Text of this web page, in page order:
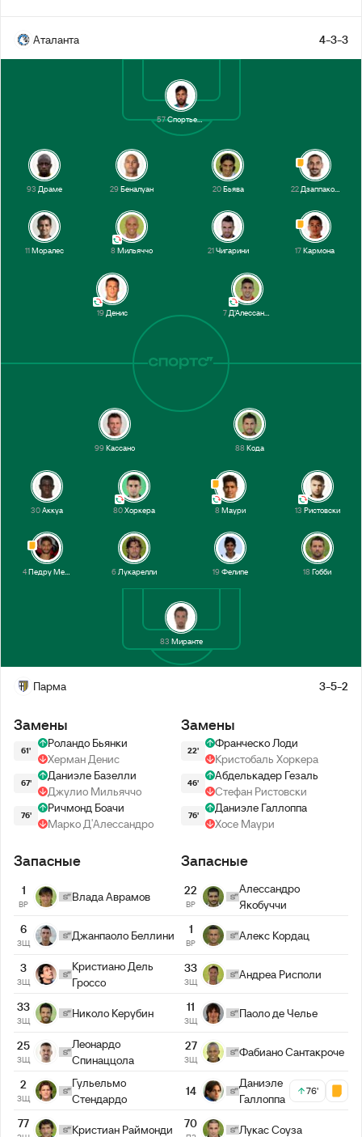
Аталанта 4-3-3
57Спортьелло
93 Драме 29Беналуан 20Бьява 22Дзаппакоста
8Мильяччо 21Чигарини 17Кармона
11Моралес
19Денис 7Д'Алессандро
83 Миранте
19Фелипе
6Лукарелли
4Педру Мендеш
8Маури
30Аккуа 80Хоркера
18Гобби
13 Ристовски
88Кода
99Кассано
Парма 3-5-2
Замены
61'
Роландо Бьянки
Херман Денис
67'
Даниэле Базелли
Джулио Мильяччо
76'
Ричмонд Боачи
Марко Д′Алессандро
Замены
22'
Франческо Лоди
Кристобаль Хоркера
46'
Абделькадер Гезаль
Стефан Ристовски
76'
Даниэле Галлоппа
Хосе Маури
Запасные
1
ВР
Влада Аврамов
6
ЗЩ
Джанпаоло Беллини
3
ЗЩ
Кристиано Дель
Гроссо
33
ЗЩ
Николо Керубин
25
ЗЩ
Леонардо
Спинаццола
2
ЗЩ
Гульельмо
Стендардо
77
Кристиан Раймонди
Запасные
22
ВР
Алессандро
Якобуччи
1
ВР
Алекс Кордац
33
ЗЩ
Андреа Рисполи
11
ЗЩ
Паоло де Челье
27
ЗЩ
Фабиано Сантакроче
14
Даниэле
Галлоппа
76'
70 Лукас Соуза